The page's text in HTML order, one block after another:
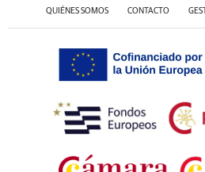
QUIÉNES SOMOS CONTACTO